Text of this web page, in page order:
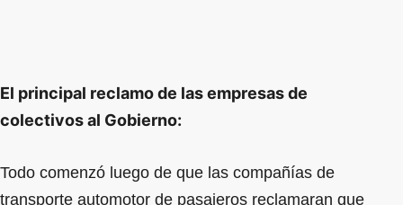
El principal reclamo de las empresas de
colectivos al Gobierno:
Todo comenzó luego de que las compañías de
transporte automotor de pasajeros reclamaran que